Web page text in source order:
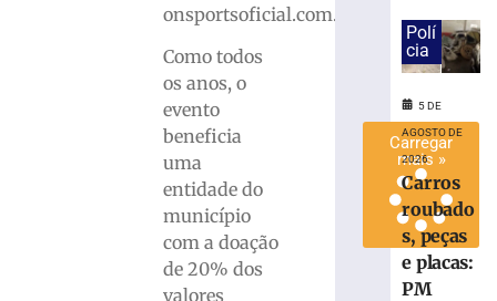
onsportsoficial.com.br.
Como todos
os anos, o
evento
beneficia
uma
entidade do
município
com a doação
de 20% dos
valores
Carregar
mais »
Polí
cia
5 DE
AGOSTO DE
2026
Carros
roubado
s, peças
e placas:
PM